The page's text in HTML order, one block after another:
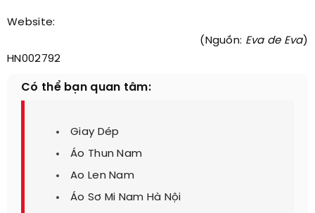
Website:
(Nguồn: Eva de Eva)
HN002792
Có thể bạn quan tâm:
Giay Dép
Áo Thun Nam
Ao Len Nam
Áo Sơ Mi Nam Hà Nội